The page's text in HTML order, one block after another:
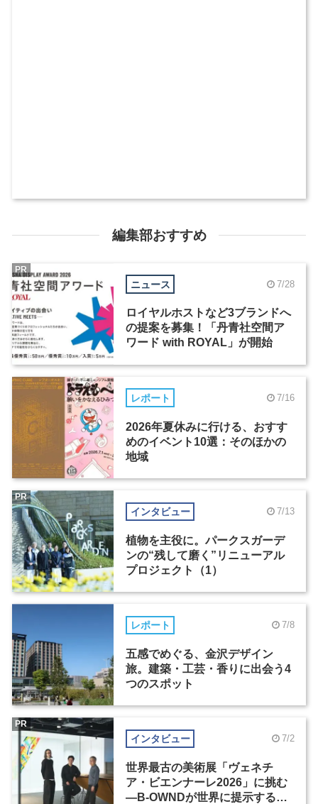
編集部おすすめ
ニュース 7/28
ロイヤルホストなど3ブランドへ
の提案を募集！「丹青社空間ア
ワード with ROYAL」が開始
PR
レポート 7/16
2026年夏休みに行ける、おすす
めのイベント10選：そのほかの
地域
インタビュー 7/13
植物を主役に。パークスガーデ
ンの“残して磨く”リニューアル
プロジェクト（1）
PR
レポート 7/8
五感でめぐる、金沢デザイン
旅。建築・工芸・香りに出会う4
つのスポット
インタビュー 7/2
世界最古の美術展「ヴェネチ
ア・ビエンナーレ2026」に挑む
―B-OWNDが世界に提示する美
PR